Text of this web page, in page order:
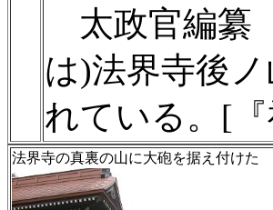
太政官編纂
は)法界寺後
れている。[
法界寺の真裏の山に大砲を据え付けた